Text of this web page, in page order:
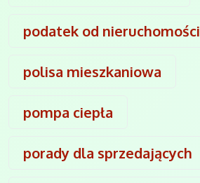
podatek od nieruchomości
polisa mieszkaniowa
pompa ciepła
porady dla sprzedających